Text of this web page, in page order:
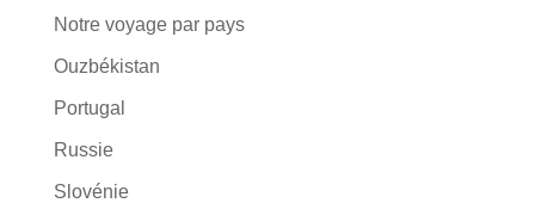
Notre voyage par pays
Ouzbékistan
Portugal
Russie
Slovénie